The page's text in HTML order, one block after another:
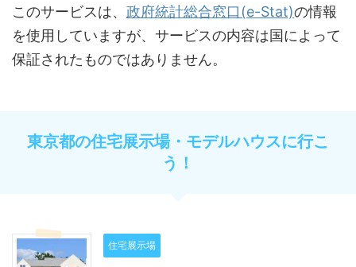
このサービスは、 政府統計総合窓口(e-Stat)の情報
を使用していますが、サービスの内容は国によって
保証されたものではありません。
東京都の住宅展示場・モデルハウスに行こ
う！
住宅展示場